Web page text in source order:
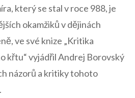
který se stal v roce 988, je
okamžiků ​v dějinách‍
ve své knize „Kritika
křtu“ vyjádřil Andrej Borovský
názorů a kritiky tohoto